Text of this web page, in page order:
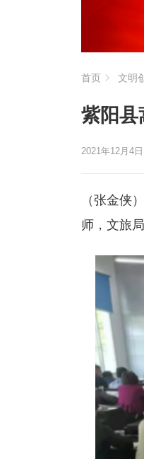
首页 文明
紫阳县
2021年12月4
（张金侠
师，文旅